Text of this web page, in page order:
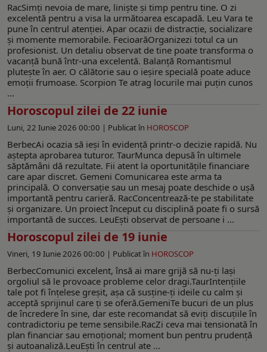
RacSimți nevoia de mare, liniște și timp pentru tine. O zi
excelentă pentru a visa la următoarea escapadă. Leu Vara te
pune în centrul atenției. Apar ocazii de distracție, socializare
și momente memorabile. FecioarăOrganizezi totul ca un
profesionist. Un detaliu observat de tine poate transforma o
vacanță bună într-una excelentă. Balanță Romantismul
plutește în aer. O călătorie sau o ieșire specială poate aduce
emoții frumoase. Scorpion Te atrag locurile mai puțin cunos
...
Horoscopul zilei de 22 iunie
Luni, 22 Iunie 2026 00:00 | Publicat în HOROSCOP
BerbecAi ocazia să ieși în evidență printr-o decizie rapidă. Nu
aștepta aprobarea tuturor. TaurMunca depusă în ultimele
săptămâni dă rezultate. Fii atent la oportunitățile financiare
care apar discret. Gemeni Comunicarea este arma ta
principală. O conversație sau un mesaj poate deschide o ușă
importantă pentru carieră. RacConcentrează-te pe stabilitate
și organizare. Un proiect început cu disciplină poate fi o sursă
importantă de succes. LeuEști observat de persoane i ...
Horoscopul zilei de 19 iunie
Vineri, 19 Iunie 2026 00:00 | Publicat în HOROSCOP
BerbecComunici excelent, însă ai mare grijă să nu-ţi lași
orgoliul să le provoace probleme celor dragi.TaurIntențiile
tale pot fi înțelese greșit, așa că susține-ți ideile cu calm și
acceptă sprijinul care ți se oferă.GemeniTe bucuri de un plus
de încredere în sine, dar este recomandat să eviți discuțiile în
contradictoriu pe teme sensibile.RacZi ceva mai tensionată în
plan financiar sau emoțional; moment bun pentru prudență
și autoanaliză.LeuEști în centrul ate ...